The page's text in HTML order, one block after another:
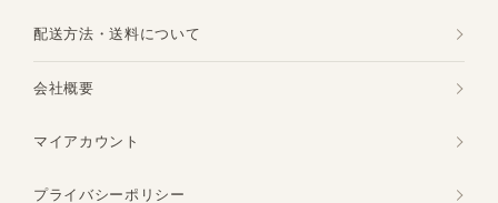
配送方法・送料について
会社概要
マイアカウント
プライバシーポリシー